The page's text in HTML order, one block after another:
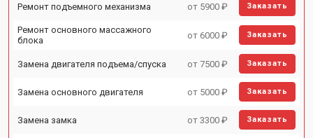
Ремонт подъемного механизма от 5900 ₽ Заказать
Ремонт основного массажного
блока
от 6000 ₽ Заказать
Замена двигателя подъема/спуска от 7500 ₽ Заказать
Замена основного двигателя от 5000 ₽ Заказать
Замена замка от 3300 ₽ Заказать